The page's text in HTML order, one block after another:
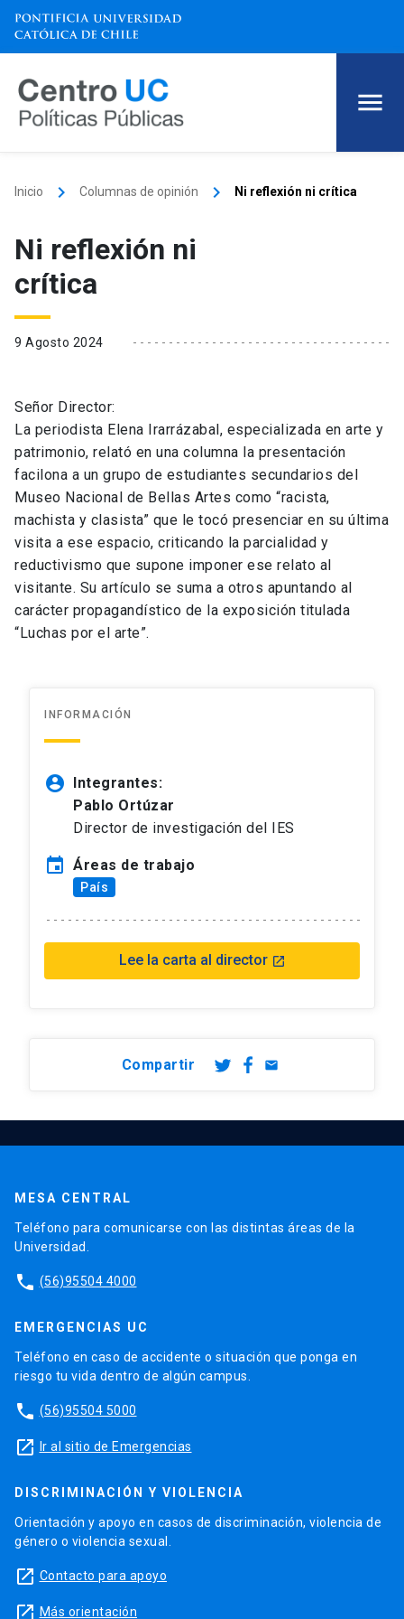
Inicio keyboard_arrow_right Columnas de opinión keyboard_arrow_right Ni reflexión ni crítica
Ni reflexión ni
crítica
9 Agosto 2024
Señor Director:
La periodista Elena Irarrázabal, especializada en arte y
patrimonio, relató en una columna la presentación
facilona a un grupo de estudiantes secundarios del
Museo Nacional de Bellas Artes como “racista,
machista y clasista” que le tocó presenciar en su última
visita a ese espacio, criticando la parcialidad y
reductivismo que supone imponer ese relato al
visitante. Su artículo se suma a otros apuntando al
carácter propagandístico de la exposición titulada
“Luchas por el arte”.
INFORMACIÓN
account_circle Integrantes:
Pablo Ortúzar
Director de investigación del IES
event Áreas de trabajo
País
Lee la carta al director launch
Compartir email
MESA CENTRAL
Teléfono para comunicarse con las distintas áreas de la
Universidad.
phone (56)95504 4000
EMERGENCIAS UC
Teléfono en caso de accidente o situación que ponga en
riesgo tu vida dentro de algún campus.
phone (56)95504 5000
launch Ir al sitio de Emergencias
DISCRIMINACIÓN Y VIOLENCIA
Orientación y apoyo en casos de discriminación, violencia de
género o violencia sexual.
launch Contacto para apoyo
launch Más orientación